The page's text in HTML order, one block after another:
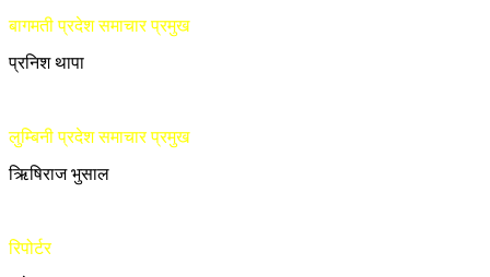
बागमती प्रदेश समाचार प्रमुख
प्रनिश थापा
लुम्बिनी प्रदेश समाचार प्रमुख
ऋिषिराज भुसाल
रिपोर्टर